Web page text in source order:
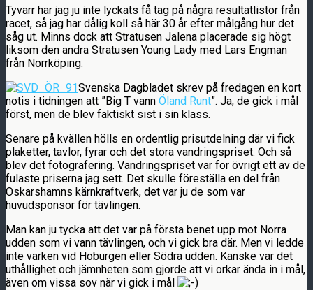
Tyvärr har jag ju inte lyckats få tag på några resultatlistor från
racet, så jag har dålig koll så här 30 år efter målgång hur det
såg ut. Minns dock att Stratusen Jalena placerade sig högt
liksom den andra Stratusen Young Lady med Lars Engman
från Norrköping.
Svenska Dagbladet skrev på fredagen en kort
notis i tidningen att ”Big T vann Öland Runt”. Ja, de gick i mål
först, men de blev faktiskt sist i sin klass.
Senare på kvällen hölls en ordentlig prisutdelning där vi fick
plaketter, tavlor, fyrar och det stora vandringspriset. Och så
blev det fotografering. Vandringspriset var för övrigt ett av de
fulaste priserna jag sett. Det skulle föreställa en del från
Oskarshamns kärnkraftverk, det var ju de som var
huvudsponsor för tävlingen.
Man kan ju tycka att det var på första benet upp mot Norra
udden som vi vann tävlingen, och vi gick bra där. Men vi ledde
inte varken vid Hoburgen eller Södra udden. Kanske var det
uthållighet och jämnheten som gjorde att vi orkar ända in i mål,
även om vissa sov när vi gick i mål